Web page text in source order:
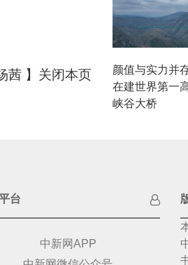
茜 】 关闭本页
颜值与实力并
在建世界第一
峡谷大桥
台
中新网APP